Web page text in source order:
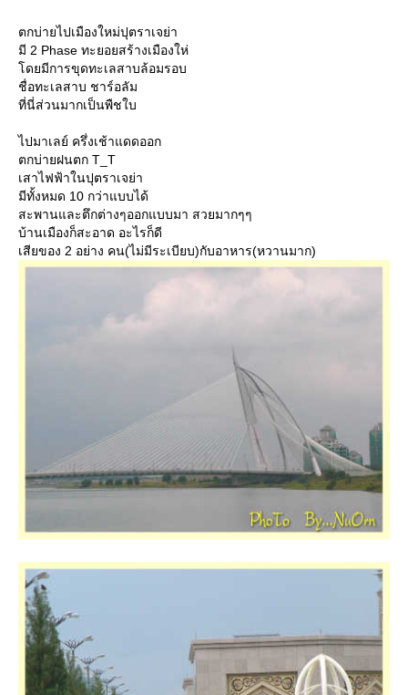
ตกบ่ายไปเมืองใหม่ปุตราเจย่า
มี 2 Phase ทะยอยสร้างเมืองให่
ดยมีการขุดทะเลสาบล้อมรอบ
ชื่อทะเลสาบ ชาร์อลัม
ที่นี่ส่วนมากเป็นพืชใบ
ไปมาเลย์ ครึ่งเช้าแดดออก
ตกบ่ายฝนตก T_T
เสาไฟฟ้าในปุตราเจย่า
มีทั้งหมด 10 กว่าแบบได้
สะพานและตึกต่างๆออกแบบมา สวยมากๆๆ
บ้านเมืองก็สะอาด อะไรก็ดี
เสียของ 2 อย่าง คน(ไม่มีระเบียบ)กับอาหาร(หวานมาก)